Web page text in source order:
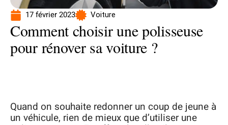
17 février 2023 Voiture
Comment choisir une polisseuse
pour rénover sa voiture ?
Quand on souhaite redonner un coup de jeune à
un véhicule, rien de mieux que d’utiliser une